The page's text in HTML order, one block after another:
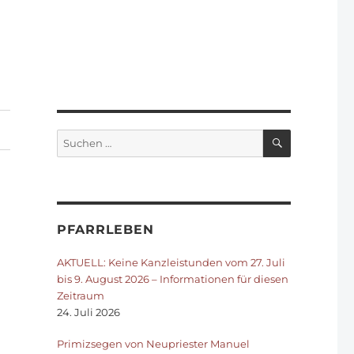
Suchen
SUCHEN
PFARRLEBEN
AKTUELL: Keine Kanzleistunden vom 27. Juli
bis 9. August 2026 – Informationen für diesen
Zeitraum
24. Juli 2026
Primizsegen von Neupriester Manuel